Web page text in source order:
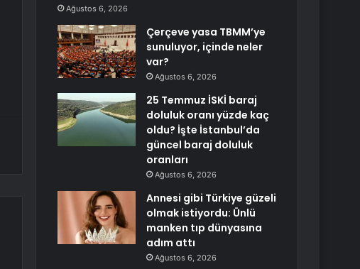
Ağustos 6, 2026
Çerçeve yasa TBMM’ye
sunuluyor, içinde neler
var?
Ağustos 6, 2026
25 Temmuz İSKİ baraj
doluluk oranı yüzde kaç
oldu? İşte İstanbul’da
güncel baraj doluluk
oranları
Ağustos 6, 2026
Annesi gibi Türkiye güzeli
olmak istiyordu: Ünlü
manken tıp dünyasına
adım attı
Ağustos 6, 2026